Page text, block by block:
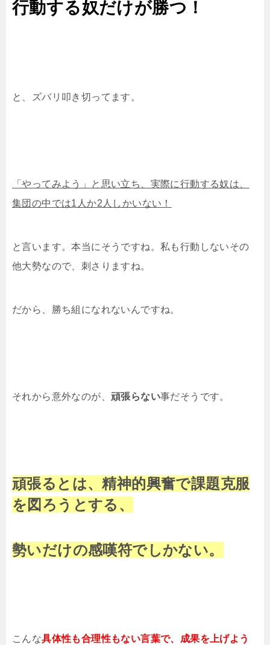
行動する奴だけが勝つ！
と、ズバリ叩き切ってます。
「やってみよう」と思い立ち、実際に行動する奴は、
集団の中では1人か2人しかいない！
と言います。本当にそうですね。私も行動しないその
他大勢なので、刺さりますね。
だから、勝ち組になれないんですね。
それから意外なのが、 頑張らない事だそうです。
頑張るとは、精神的興奮で課題克服
を図ろうとする、
勢いだけの感嘆符でしかない。
こんな具体性も合理性もない言葉で、成果を上げよう